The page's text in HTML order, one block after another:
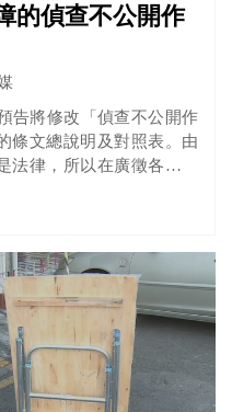
的偵查不公開作
告將修改「偵查不公開作
條文總說明及對照表。由
法律，所以在廣徵各方意